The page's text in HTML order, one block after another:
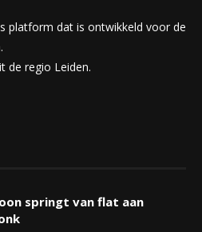
platform dat is ontwikkeld voor de
de regio Leiden.
springt van flat aan